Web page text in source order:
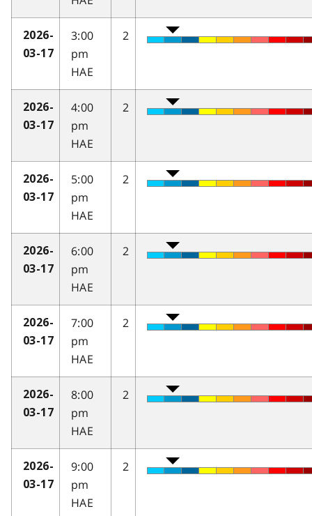
2026-
03-17
3:00
pm
HAE
2
2026-
03-17
4:00
pm
HAE
2
2026-
03-17
5:00
pm
HAE
2
2026-
03-17
6:00
pm
HAE
2
2026-
03-17
7:00
pm
HAE
2
2026-
03-17
8:00
pm
HAE
2
2026-
03-17
9:00
pm
HAE
2